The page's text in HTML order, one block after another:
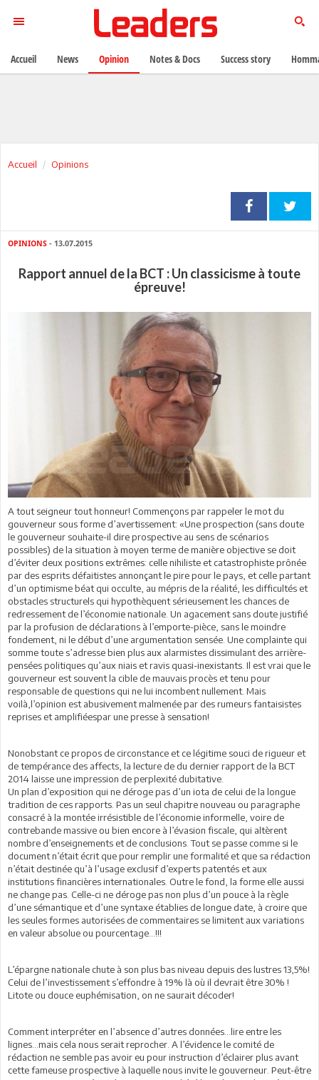
Accueil Opinions
OPINIONS - 13.07.2015
Rapport annuel de la BCT : Un classicisme à toute
épreuve!
A tout seigneur tout honneur! Commençons par rappeler le mot du
gouverneur sous forme d’avertissement: «Une prospection (sans doute
le gouverneur souhaite-il dire prospective au sens de scénarios
possibles) de la situation à moyen terme de manière objective se doit
d’éviter deux positions extrêmes: celle nihiliste et catastrophiste prônée
par des esprits défaitistes annonçant le pire pour le pays, et celle partant
d’un optimisme béat qui occulte, au mépris de la réalité, les difficultés et
obstacles structurels qui hypothèquent sérieusement les chances de
redressement de l’économie nationale. Un agacement sans doute justifié
par la profusion de déclarations à l’emporte-pièce, sans le moindre
fondement, ni le début d’une argumentation sensée. Une complainte qui
somme toute s’adresse bien plus aux alarmistes dissimulant des arrière-
pensées politiques qu’aux niais et ravis quasi-inexistants. Il est vrai que le
gouverneur est souvent la cible de mauvais procès et tenu pour
responsable de questions qui ne lui incombent nullement. Mais
voilà,l’opinion est abusivement malmenée par des rumeurs fantaisistes
reprises et amplifiéespar une presse à sensation!
Nonobstant ce propos de circonstance et ce légitime souci de rigueur et
de tempérance des affects, la lecture de du dernier rapport de la BCT
2014 laisse une impression de perplexité dubitative.
Un plan d’exposition qui ne déroge pas d’un iota de celui de la longue
tradition de ces rapports. Pas un seul chapitre nouveau ou paragraphe
consacré à la montée irrésistible de l’économie informelle, voire de
contrebande massive ou bien encore à l’évasion fiscale, qui altèrent
nombre d’enseignements et de conclusions. Tout se passe comme si le
document n’était écrit que pour remplir une formalité et que sa rédaction
n’était destinée qu’à l’usage exclusif d’experts patentés et aux
institutions financières internationales. Outre le fond, la forme elle aussi
ne change pas. Celle-ci ne déroge pas non plus d’un pouce à la règle
d’une sémantique et d’une syntaxe établies de longue date, à croire que
les seules formes autorisées de commentaires se limitent aux variations
en valeur absolue ou pourcentage…!!!
L’épargne nationale chute à son plus bas niveau depuis des lustres 13,5%!
Celui de l’investissement s’effondre à 19% là où il devrait être 30% !
Litote ou douce euphémisation, on ne saurait décoder!
Comment interpréter en l’absence d’autres données…lire entre les
lignes…mais cela nous serait reprocher. A l’évidence le comité de
rédaction ne semble pas avoir eu pour instruction d’éclairer plus avant
cette fameuse prospective à laquelle nous invite le gouverneur. Peut-être
Accueil News Opinion Notes & Docs Success story